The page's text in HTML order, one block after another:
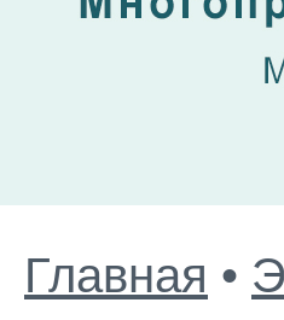
Главная •